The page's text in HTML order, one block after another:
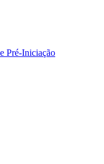
Pré-Iniciação